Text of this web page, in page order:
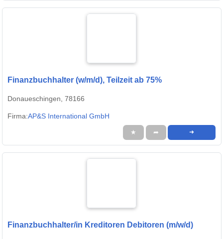
Finanzbuchhalter (w/m/d), Teilzeit ab 75%
Donaueschingen, 78166
Firma:AP&S International GmbH
★ ➦ ➜
Finanzbuchhalter/in Kreditoren Debitoren (m/w/d)